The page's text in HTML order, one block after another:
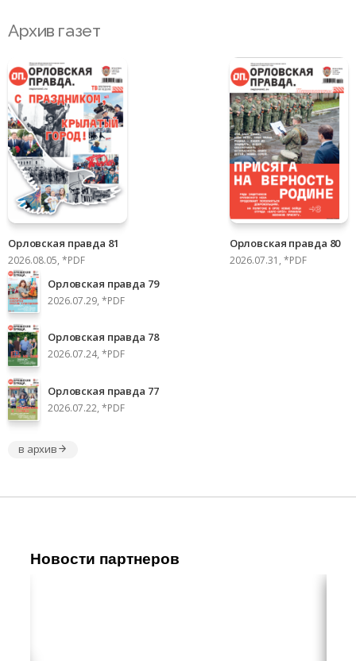
Архив газет
Орловская правда 81
2026.08.05, *PDF
Орловская правда 80
2026.07.31, *PDF
Орловская правда 79
2026.07.29, *PDF
Орловская правда 78
2026.07.24, *PDF
Орловская правда 77
2026.07.22, *PDF
в архив
Новости партнеров